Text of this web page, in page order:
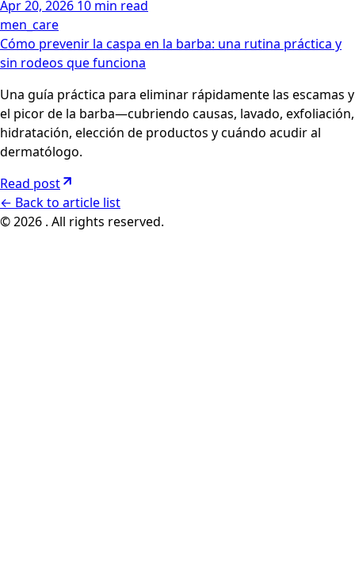
Apr 20, 2026 10 min read
men_care
Cómo prevenir la caspa en la barba: una rutina práctica y
sin rodeos que funciona
Una guía práctica para eliminar rápidamente las escamas y
el picor de la barba—cubriendo causas, lavado, exfoliación,
hidratación, elección de productos y cuándo acudir al
dermatólogo.
Read post
← Back to article list
© 2026 . All rights reserved.